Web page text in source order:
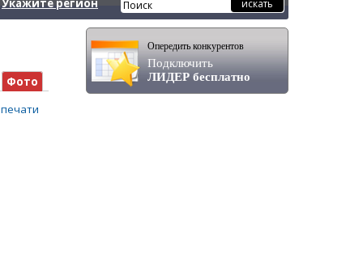
Укажите регион
Фото
Опередить конкурентов
Подключить
ЛИДЕР бесплатно